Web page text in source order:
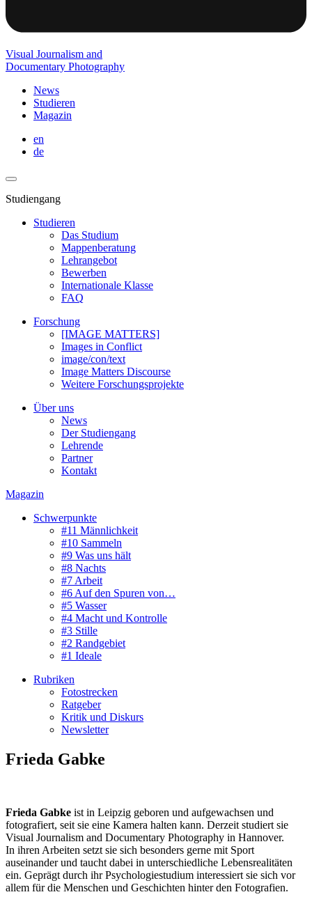
Visual Journalism and
Documentary Photography
News
Studieren
Magazin
en
de
Studiengang
Studieren
Das Studium
Mappenberatung
Lehrangebot
Bewerben
Internationale Klasse
FAQ
Forschung
[IMAGE MATTERS]
Images in Conflict
image/con/text
Image Matters Discourse
Weitere Forschungsprojekte
Über uns
News
Der Studiengang
Lehrende
Partner
Kontakt
Magazin
Schwerpunkte
#11 Männlichkeit
#10 Sammeln
#9 Was uns hält
#8 Nachts
#7 Arbeit
#6 Auf den Spuren von…
#5 Wasser
#4 Macht und Kontrolle
#3 Stille
#2 Randgebiet
#1 Ideale
Rubriken
Fotostrecken
Ratgeber
Kritik und Diskurs
Newsletter
Frieda Gabke
Frieda Gabke ist in Leipzig geboren und aufgewachsen und
fotografiert, seit sie eine Kamera halten kann. Derzeit studiert sie
Visual Journalism and Documentary Photography in Hannover.
In ihren Arbeiten setzt sie sich besonders gerne mit Sport
auseinander und taucht dabei in unterschiedliche Lebensrealitäten
ein. Geprägt durch ihr Psychologiestudium interessiert sie sich vor
allem für die Menschen und Geschichten hinter den Fotografien.